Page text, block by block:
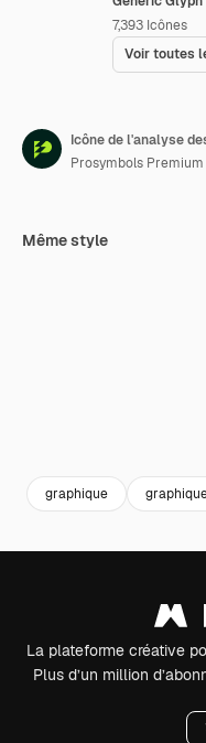
7,393 Icônes
Voir toutes
Icône de l'analyse
Prosymbols Premium
Même style
graphique
La plateforme créative
Plus d’un million